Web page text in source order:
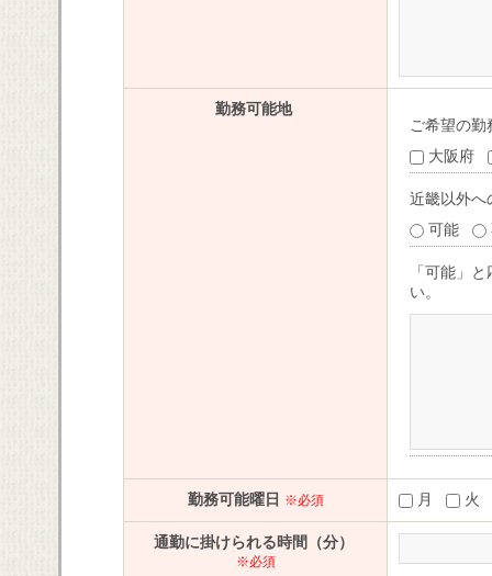
勤務可能地
ご希望の
大阪府
近畿以外へ
可能
「可能」
い。
勤務可能曜日 ※必須 月 火
通勤に掛けられる時間（分）
※必須